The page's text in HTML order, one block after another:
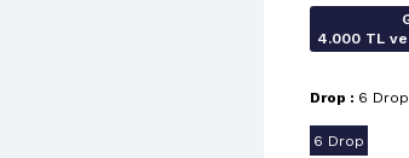
4.000 TL
Drop : 6 Drop
6 Drop